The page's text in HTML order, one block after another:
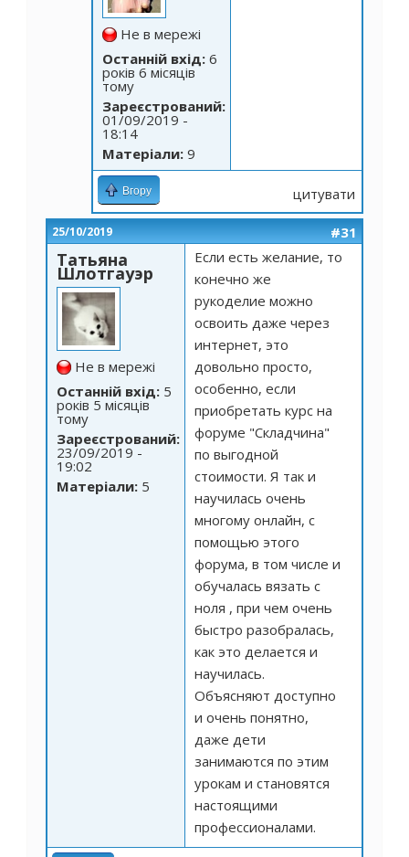
Не в мережі
Останній вхід: 6
років 6 місяців
тому
Зареєстрований:
01/09/2019 -
18:14
Матеріали: 9
Вгору цитувати
25/10/2019 #31
Татьяна
Шлотгауэр
Не в мережі
Останній вхід: 5
років 5 місяців
тому
Зареєстрований:
23/09/2019 -
19:02
Матеріали: 5
Если есть желание, то
конечно же
рукоделие можно
освоить даже через
интернет, это
довольно просто,
особенно, если
приобретать курс на
форуме "Складчина"
по выгодной
стоимости. Я так и
научилась очень
многому онлайн, с
помощью этого
форума, в том числе и
обучалась вязать с
ноля , при чем очень
быстро разобралась,
как это делается и
научилась.
Объясняют доступно
и очень понятно,
даже дети
занимаются по этим
урокам и становятся
настоящими
профессионалами.